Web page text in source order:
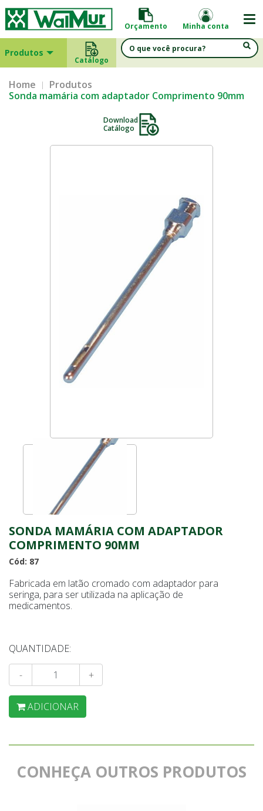
Orçamento Minha conta
Produtos
Catálogo
Home
Produtos
Sonda mamária com adaptador Comprimento 90mm
Download
Catálogo
SONDA MAMÁRIA COM ADAPTADOR
COMPRIMENTO 90MM
Cód: 87
Fabricada em latão cromado com adaptador para
seringa, para ser utilizada na aplicação de
medicamentos.
QUANTIDADE:
- +
ADICIONAR
CONHEÇA OUTROS PRODUTOS